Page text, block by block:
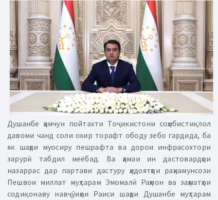
Душанбе ҳамчун пойтахти Тоҷикистони соҳибистиқлол
давоми чанд соли охир торафт ободу зебо гардида, ба
як шаҳри муосиру пешрафта ва дорои инфрасохтори
зарурӣ табдил меёбад. Ва ҳамаи ин дастовардҳои
назаррас дар партави дастуру ҳидоятҳои раҳнамунсози
Пешвои миллат муҳтарам Эмомалӣ Раҳмон ва заҳматҳои
содиқонаву навҷӯиҳои Раиси шаҳри Душанбе муҳтарам